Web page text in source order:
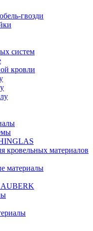
гвозди
систем
кровли
кровельных материалов
материалы